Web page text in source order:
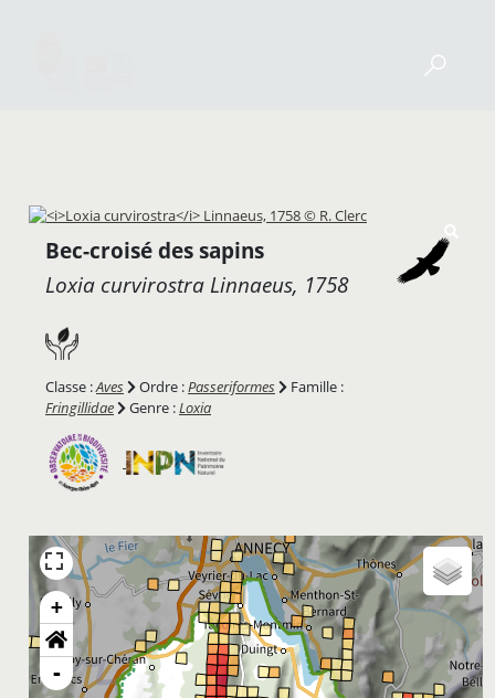
Bec-croisé des sapins
Loxia curvirostra Linnaeus, 1758
Classe :Aves Ordre :Passeriformes
Famille :
Fringillidae
Genre :Loxia
+
-